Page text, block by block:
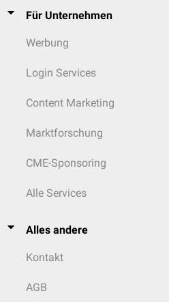
Für Unternehmen
Werbung
Login Services
Content Marketing
Marktforschung
CME-Sponsoring
Alle Services
Alles andere
Kontakt
AGB